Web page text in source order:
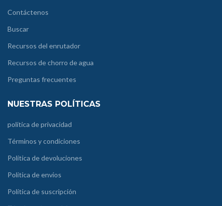
Contáctenos
Buscar
Recursos del enrutador
Recursos de chorro de agua
Preguntas frecuentes
NUESTRAS POLÍTICAS
política de privacidad
Términos y condiciones
Política de devoluciones
Politica de envios
Política de suscripción